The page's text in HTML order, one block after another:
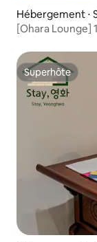
Hébergement ⋅
[Ohara Lounge]
quotidien de
photogénique
Superhôte
Superhôte